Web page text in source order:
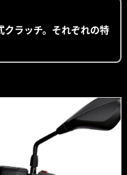
クラッチ。それぞれの特